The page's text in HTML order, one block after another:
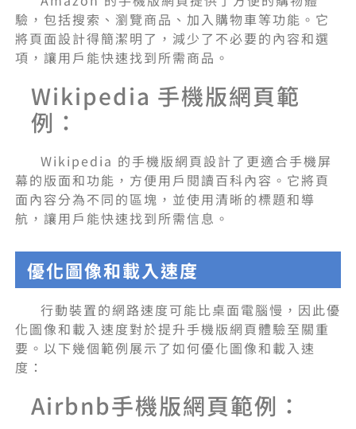
驗，包括搜索、瀏覽商品、加入購物車等功能。它
將頁面設計得簡潔明了，減少了不必要的內容和選
項，讓用戶能快速找到所需商品。
Wikipedia 手機版網頁範
例：
Wikipedia 的手機版網頁設計了更適合手機屏
幕的版面和功能，方便用戶閱讀百科內容。它將頁
面內容分為不同的區塊，並使用清晰的標題和導
航，讓用戶能快速找到所需信息。
優化圖像和載入速度
行動裝置的網路速度可能比桌面電腦慢，因此優
化圖像和載入速度對於提升手機版網頁體驗至關重
要。以下幾個範例展示了如何優化圖像和載入速
度：
Airbnb手機版網頁範例：